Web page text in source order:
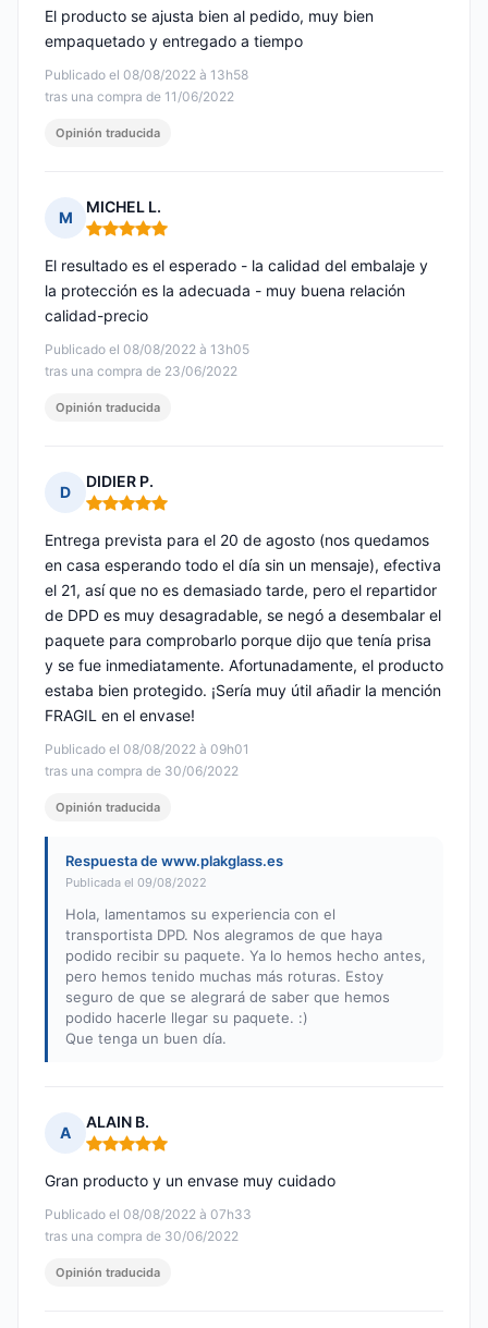
Publicado el 08/08/2022 à 13h58
tras una compra de 11/06/2022
El producto se ajusta bien al pedido, muy bien
empaquetado y entregado a tiempo
Opinión traducida
M
MICHEL L.
Nota: 5 de 5
Publicado el 08/08/2022 à 13h05
tras una compra de 23/06/2022
El resultado es el esperado - la calidad del embalaje y
la protección es la adecuada - muy buena relación
calidad-precio
Opinión traducida
D
DIDIER P.
Nota: 5 de 5
Publicado el 08/08/2022 à 09h01
tras una compra de 30/06/2022
Entrega prevista para el 20 de agosto (nos quedamos
en casa esperando todo el día sin un mensaje), efectiva
el 21, así que no es demasiado tarde, pero el repartidor
de DPD es muy desagradable, se negó a desembalar el
paquete para comprobarlo porque dijo que tenía prisa
y se fue inmediatamente. Afortunadamente, el producto
estaba bien protegido. ¡Sería muy útil añadir la mención
FRAGIL en el envase!
Opinión traducida
Respuesta de www.plakglass.es
Publicada el 09/08/2022
Hola, lamentamos su experiencia con el
transportista DPD. Nos alegramos de que haya
podido recibir su paquete. Ya lo hemos hecho antes,
pero hemos tenido muchas más roturas. Estoy
seguro de que se alegrará de saber que hemos
podido hacerle llegar su paquete. :)
Que tenga un buen día.
A
ALAIN B.
Nota: 5 de 5
Publicado el 08/08/2022 à 07h33
tras una compra de 30/06/2022
Gran producto y un envase muy cuidado
Opinión traducida